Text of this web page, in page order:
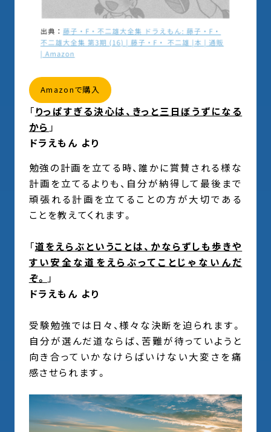
Amazonで購入
「りっぱすぎる決心は、きっと三日ぼうずになる
から 」
ドラえもん より
勉強の計画を立てる時、誰かに賞賛される様な
計画を立てるよりも、自分が納得して最後まで
頑張れる計画を立てることの方が大切である
ことを教えてくれます。
「道をえらぶということは、かならずしも歩きや
すい安全な道をえらぶってことじゃないんだ
ぞ。 」
ドラえもん より
受験勉強では日々、様々な決断を迫られます。
自分が選んだ道ならば、苦難が待っていようと
向き合っていかなけらばいけない大変さを痛
感させられます。